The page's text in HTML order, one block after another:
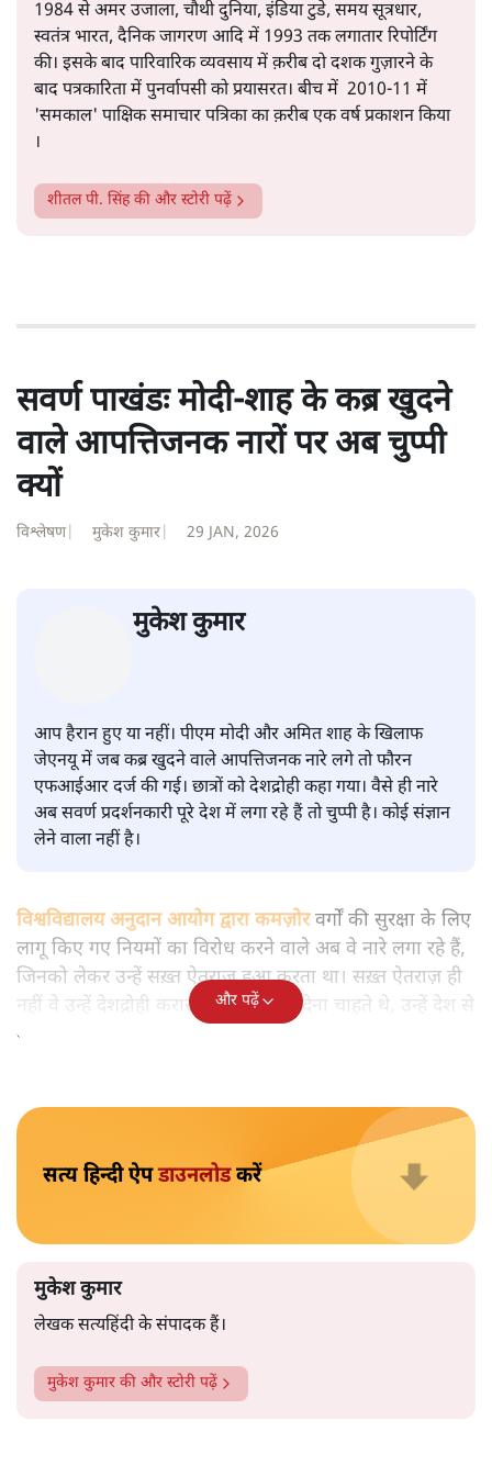
सत्य हिन्दी ऐपडाउनलोडकरें
की। इसके बाद पारिवारिक व्यवसाय में क़रीब दो दशक गुज़ारने के
'समकाल' पाक्षिक समाचार पत्रिका का क़रीब एक वर्ष प्रकाशन किया
।
शीतल पी. सिंहकी और स्टोरी पढ़ें
क्यों
विश्लेषण| मुकेश कुमार | 29 JAN, 2026
आप हैरान हुए या नहीं। पीएम मोदी और अमित शाह के खिलाफ
जेएनयू में जब कब्र खुदने वाले आपत्तिजनक नारे लगे तो फौरन
एफआईआर दर्ज की गई। छात्रों को देशद्रोही कहा गया। वैसे ही नारे
अब सवर्ण प्रदर्शनकारी पूरे देश में लगा रहे हैं तो चुप्पी है। कोई संज्ञान